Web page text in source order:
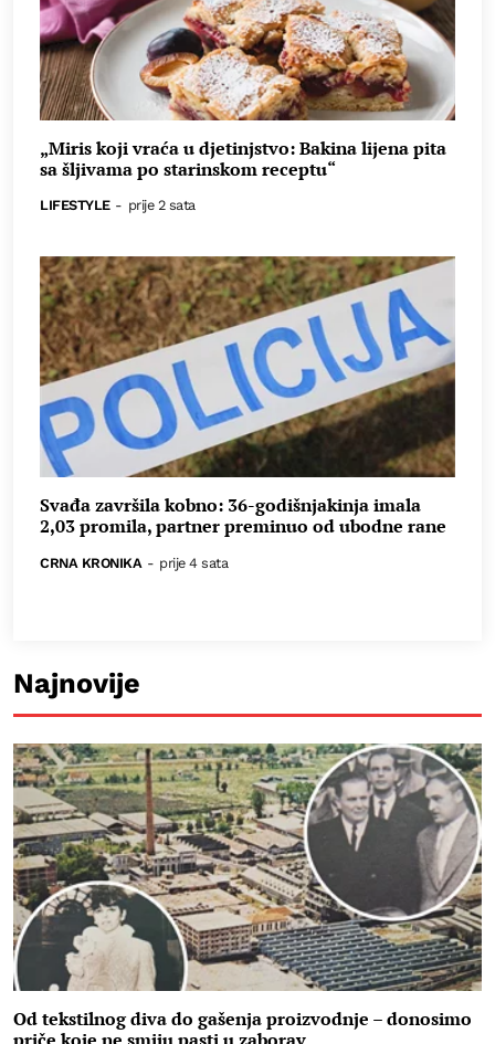
„Miris koji vraća u djetinjstvo: Bakina lijena pita
sa šljivama po starinskom receptu“
LIFESTYLE - prije 2 sata
Svađa završila kobno: 36-godišnjakinja imala
2,03 promila, partner preminuo od ubodne rane
CRNA KRONIKA - prije 4 sata
Najnovije
Od tekstilnog diva do gašenja proizvodnje – donosimo